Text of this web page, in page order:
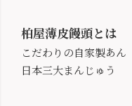
柏屋薄皮饅頭とは
こだわりの自家製あん
日本三大まんじゅう